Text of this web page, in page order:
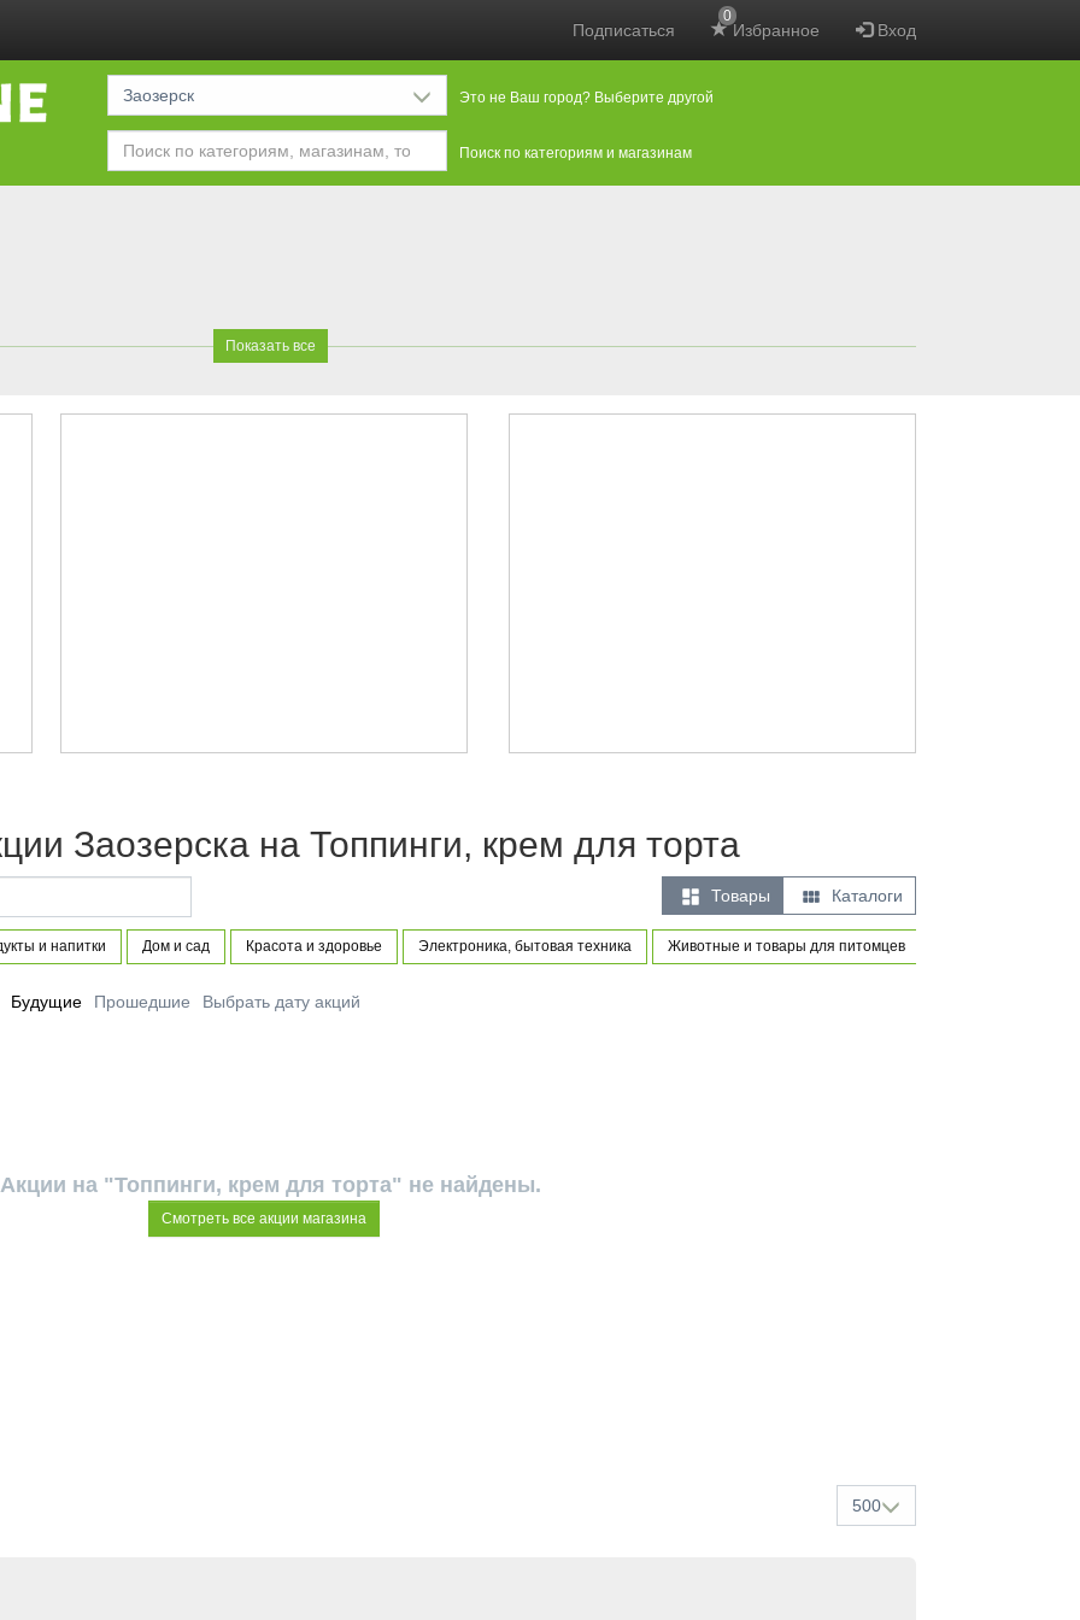
Подписаться Избранное
0
Вход
Заозерск Это не Ваш город? Выберите другой
Поиск по категориям и магазинам
Показать все
Заозерска на Топпинги, крем для торта
 Товары  Каталоги
и напитки Дом и сад Красота и здоровье Электроника, бытовая техника Животные и товары для питомцев
Будущие Прошедшие Выбрать дату акций
Акции на "Топпинги, крем для торта" не найдены.
Смотреть все акции магазина
500